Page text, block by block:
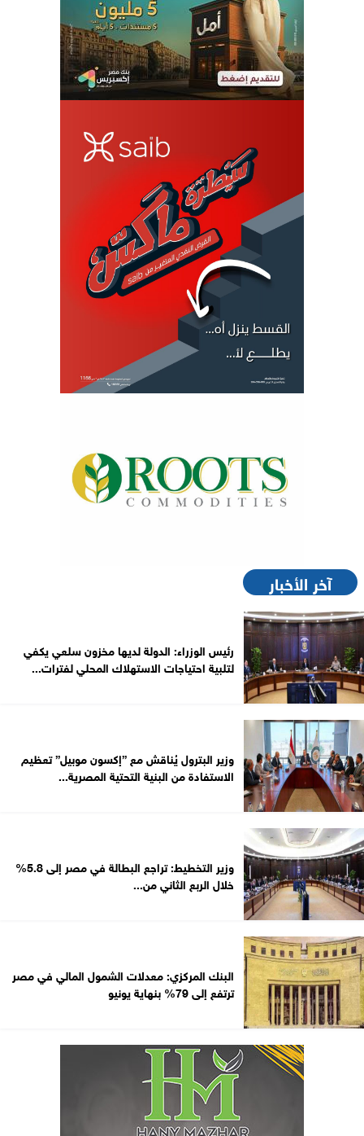
آخر الأخبار
رئيس الوزراء: الدولة لديها مخزون سلعي يكفي
لتلبية احتياجات الاستهلاك المحلي لفترات...
وزير البترول يُناقش مع ”إكسون موبيل” تعظيم
الاستفادة من البنية التحتية المصرية...
وزير التخطيط: تراجع البطالة في مصر إلى 5.8%
خلال الربع الثاني من...
البنك المركزي: معدلات الشمول المالي في مصر
ترتفع إلى 79% بنهاية يونيو